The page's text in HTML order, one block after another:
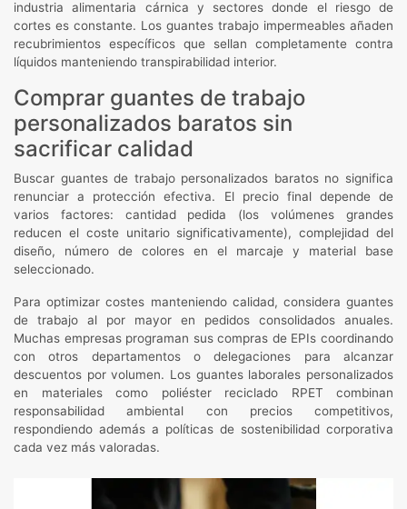
industria alimentaria cárnica y sectores donde el riesgo de
cortes es constante. Los guantes trabajo impermeables añaden
recubrimientos específicos que sellan completamente contra
líquidos manteniendo transpirabilidad interior.
Comprar guantes de trabajo
personalizados baratos sin
sacrificar calidad
Buscar guantes de trabajo personalizados baratos no significa
renunciar a protección efectiva. El precio final depende de
varios factores: cantidad pedida (los volúmenes grandes
reducen el coste unitario significativamente), complejidad del
diseño, número de colores en el marcaje y material base
seleccionado.
Para optimizar costes manteniendo calidad, considera guantes
de trabajo al por mayor en pedidos consolidados anuales.
Muchas empresas programan sus compras de EPIs coordinando
con otros departamentos o delegaciones para alcanzar
descuentos por volumen. Los guantes laborales personalizados
en materiales como poliéster reciclado RPET combinan
responsabilidad ambiental con precios competitivos,
respondiendo además a políticas de sostenibilidad corporativa
cada vez más valoradas.